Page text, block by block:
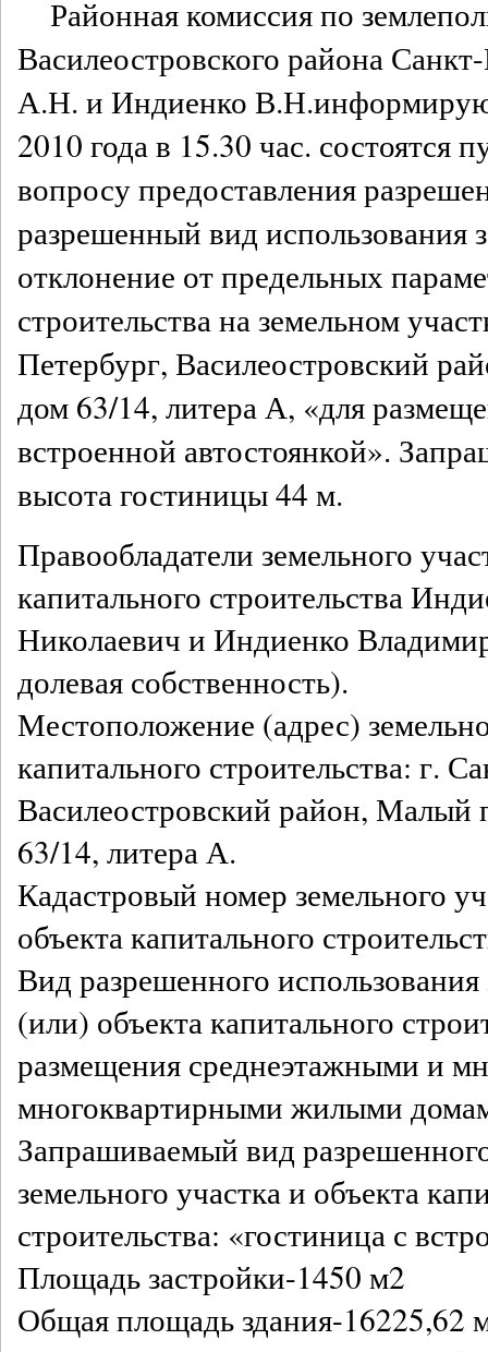
Районная комиссия по
Василеостровского района
А.Н. и Индиенко
2010 года в 15.30 час. состоятся
вопросу предоставления
разрешенный вид использования
отклонение от предельных
строительства на земельном
Петербург, Василеостровский
дом 63/14, литера А, «для
встроенной автостоянкой».
высота гостиницы 44 м.
Правообладатели земельного
капитального строительства
Николаевич и Индиенко
долевая собственность).
Местоположение (адрес)
капитального строительства: г.
Василеостровский район, Малый
63/14, литера А.
Кадастровый номер земельного
объекта капитального
Вид разрешенного использования
(или) объекта капитального
размещения среднеэтажными и
многоквартирными жилыми
Запрашиваемый вид
земельного участка и объекта
строительства: «гостиница с
Площадь застройки-1450 м2
Общая площадь здания-16225,62